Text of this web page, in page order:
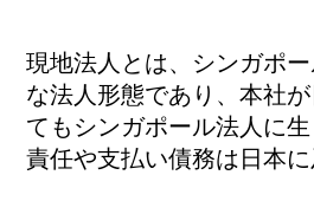
現地法人とは、シンガポ
な法人形態であり、本社
てもシンガポール法人に
責任や支払い債務は日本に